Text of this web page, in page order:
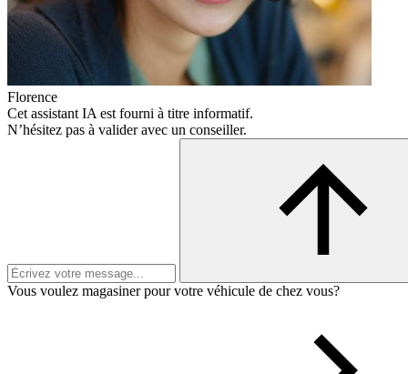
Florence
Cet assistant IA est fourni à titre informatif.
N’hésitez pas à valider avec un conseiller.
Vous voulez magasiner pour votre véhicule de chez vous?